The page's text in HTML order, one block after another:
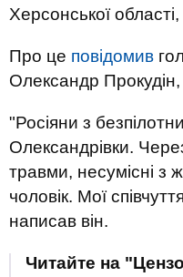
Херсонської
Про це повідомив
Олександр
"Росіяни з
Олександрівки.
травми, несумісні з
чоловік. Мої
написав він.
Читайте на